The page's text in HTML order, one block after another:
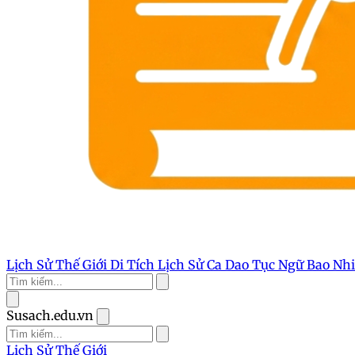
Lịch Sử Thế Giới Di Tích Lịch SửCa Dao Tục NgữBao
Susach.edu.vn
Lịch Sử Thế Giới